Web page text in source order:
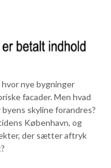
nye bygninger
facader. Men hvad
skyline forandres?
København, og
der sætter aftryk